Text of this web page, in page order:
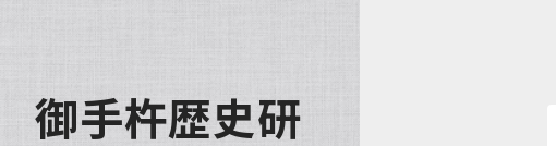
御手杵歴史研